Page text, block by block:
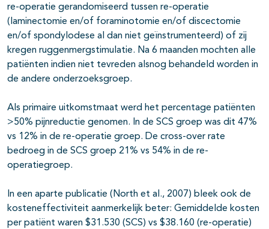
re-operatie gerandomiseerd tussen re-operatie
(laminectomie en/of foraminotomie en/of discectomie
en/of spondylodese al dan niet geïnstrumenteerd) of zij
kregen ruggenmergstimulatie. Na 6 maanden mochten alle
patiënten indien niet tevreden alsnog behandeld worden in
de andere onderzoeksgroep.
Als primaire uitkomstmaat werd het percentage patiënten
>50% pijnreductie genomen. In de SCS groep was dit 47%
vs 12% in de re-operatie groep. De cross-over rate
bedroeg in de SCS groep 21% vs 54% in de re-
operatiegroep.
In een aparte publicatie (North et al., 2007) bleek ook de
kosteneffectiviteit aanmerkelijk beter: Gemiddelde kosten
per patiënt waren $31.530 (SCS) vs $38.160 (re-operatie)